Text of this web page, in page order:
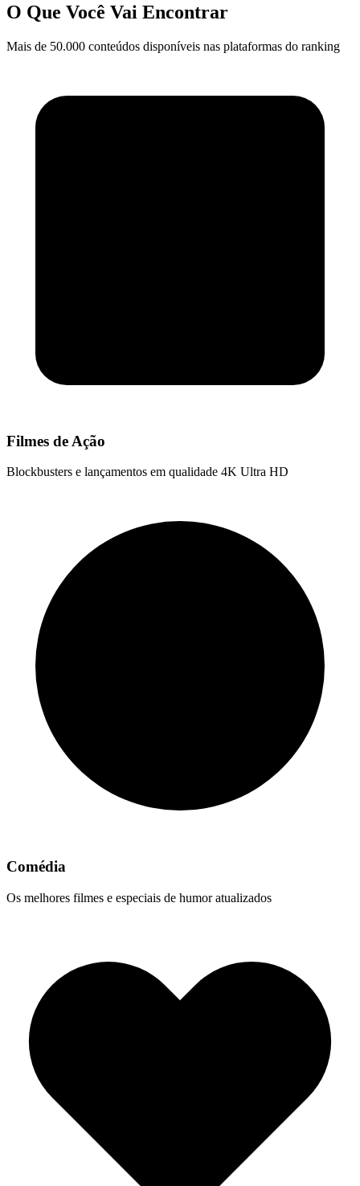
O Que Você Vai Encontrar
Mais de 50.000 conteúdos disponíveis nas plataformas do ranking
Filmes de Ação
Blockbusters e lançamentos em qualidade 4K Ultra HD
Comédia
Os melhores filmes e especiais de humor atualizados